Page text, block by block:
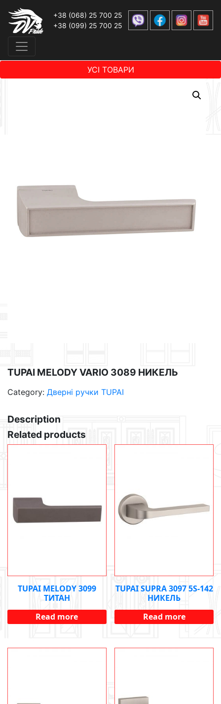
+38 (068) 25 700 25
+38 (099) 25 700 25
УСІ ТОВАРИ
TUPAI MELODY VARIO 3089 НИКЕЛЬ
Category: Дверні ручки TUPAI
Description
Related products
TUPAI MELODY 3099
ТИТАН
Read more
TUPAI SUPRA 3097 5S-142
НИКЕЛЬ
Read more